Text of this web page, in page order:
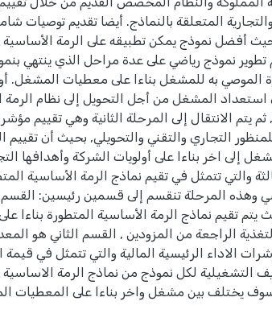
المتعلقة بالنماذج. أيضا تقديم توصيات
أفضل نموذج يمكن تطبيقه على الرمة الأساسية
نموذج رياضي على عدة مراحل الذي ينتهي
الموصي به للمشغل بناءا على معطيات المشغل.
المشغل من أجل التحويل إلى نظام الرمة
ثم يتم الانتقال إلى المرحلة الثانية وهي تقييم
التجاري والتقني والتحويلي, بحيث أن تقييم
اخر بناءا على أولويات الشركة وأهدافها
والتي تتمثل في تقيم نماذج الرمة الأساسية
وهذه المرحلة تنقسم إلى قسمين رئيسين: القسم
يتم تقيم نماذج الرمة الأساسية المتطورة بناءا
الراجعة من المزودين , القسم الثاني هو
الاداء الرئيسية المالية والتي تتمثل في قيمة
التشغيلية لكل نموذج من نماذج الرمة الاساسية
يختلف بين مشغل واخر بناءا على المعطيات